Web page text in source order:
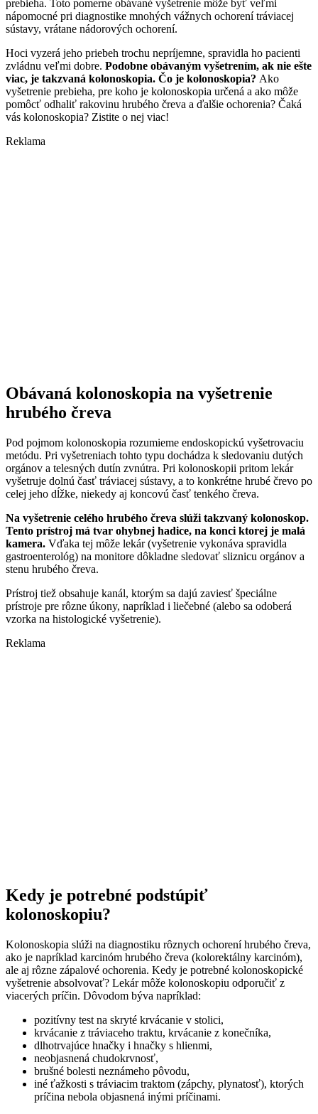
prebieha. Toto pomerne obávané vyšetrenie môže byť veľmi
nápomocné pri diagnostike mnohých vážnych ochorení tráviacej
sústavy, vrátane nádorových ochorení.
Hoci vyzerá jeho priebeh trochu nepríjemne, spravidla ho pacienti
zvládnu veľmi dobre. Podobne obávaným vyšetrením, ak nie ešte
viac, je takzvaná kolonoskopia. Čo je kolonoskopia? Ako
vyšetrenie prebieha, pre koho je kolonoskopia určená a ako môže
pomôcť odhaliť rakovinu hrubého čreva a ďalšie ochorenia? Čaká
vás kolonoskopia? Zistite o nej viac!
Reklama
Obávaná kolonoskopia na vyšetrenie
hrubého čreva
Pod pojmom kolonoskopia rozumieme endoskopickú vyšetrovaciu
metódu. Pri vyšetreniach tohto typu dochádza k sledovaniu dutých
orgánov a telesných dutín zvnútra. Pri kolonoskopii pritom lekár
vyšetruje dolnú časť tráviacej sústavy, a to konkrétne hrubé črevo po
celej jeho dĺžke, niekedy aj koncovú časť tenkého čreva.
Na vyšetrenie celého hrubého čreva slúži takzvaný kolonoskop.
Tento prístroj má tvar ohybnej hadice, na konci ktorej je malá
kamera. Vďaka tej môže lekár (vyšetrenie vykonáva spravidla
gastroenterológ) na monitore dôkladne sledovať sliznicu orgánov a
stenu hrubého čreva.
Prístroj tiež obsahuje kanál, ktorým sa dajú zaviesť špeciálne
prístroje pre rôzne úkony, napríklad i liečebné (alebo sa odoberá
vzorka na histologické vyšetrenie).
Reklama
Kedy je potrebné podstúpiť
kolonoskopiu?
Kolonoskopia slúži na diagnostiku rôznych ochorení hrubého čreva,
ako je napríklad karcinóm hrubého čreva (kolorektálny karcinóm),
ale aj rôzne zápalové ochorenia. Kedy je potrebné kolonoskopické
vyšetrenie absolvovať? Lekár môže kolonoskopiu odporučiť z
viacerých príčin. Dôvodom býva napríklad:
pozitívny test na skryté krvácanie v stolici,
krvácanie z tráviaceho traktu, krvácanie z konečníka,
dlhotrvajúce hnačky i hnačky s hlienmi,
neobjasnená chudokrvnosť,
brušné bolesti neznámeho pôvodu,
iné ťažkosti s tráviacim traktom (zápchy, plynatosť), ktorých
príčina nebola objasnená inými príčinami.